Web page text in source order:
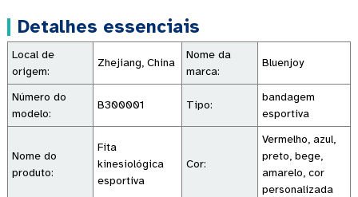
Detalhes essenciais
Local de
origem:
Zhejiang, China
Nome da
marca:
Bluenjoy
Número do
modelo:
B300001 Tipo:
bandagem
esportiva
Nome do
produto:
Fita
kinesiológica
esportiva
Cor:
Vermelho, azul,
preto, bege,
amarelo, cor
personalizada